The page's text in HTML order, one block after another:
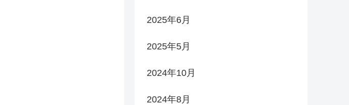
2025年6月
2025年5月
2024年10月
2024年8月